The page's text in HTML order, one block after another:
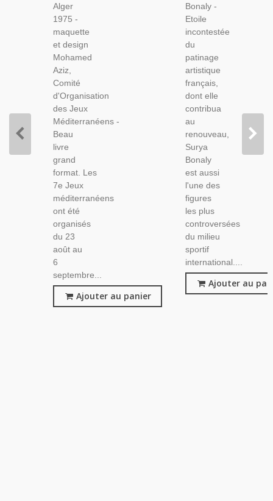
Athlétisme,
Champions
Sportifs
1975,
Alger
1975 -
maquette
et design
Mohamed
Aziz,
Comité
d'Organisation
des Jeux
Méditerranéens -
Beau
livre
grand
format. Les
7e Jeux
méditerranéens
ont été
organisés
du 23
août au
6
septembre...
Ajouter au panier
Patinage
Artistique,
Sports
D'hiver,
Bonaly -
Etoile
incontestée
du
patinage
artistique
français,
dont elle
contribua
au
renouveau,
Surya
Bonaly
est aussi
l'une des
figures
les plus
controversées
du milieu
sportif
international....
Ajouter au